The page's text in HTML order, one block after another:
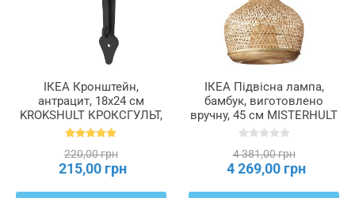
ІКЕА Кронштейн,
антрацит, 18x24 см
KROKSHULT КРОКСГУЛЬТ,
403.999.03
220,00 грн
215,00 грн
ІКЕА Підвісна лампа,
бамбук, виготовлено
вручну, 45 см MISTERHULT
МІСТЕРГУЛЬТ, 904.410.18
4 381,00 грн
4 269,00 грн